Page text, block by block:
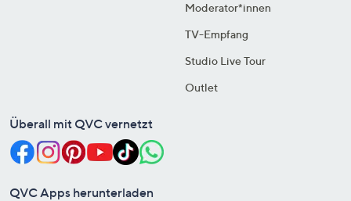
Moderator*innen
TV-Empfang
Studio Live Tour
Outlet
Überall mit QVC vernetzt
QVC Apps herunterladen